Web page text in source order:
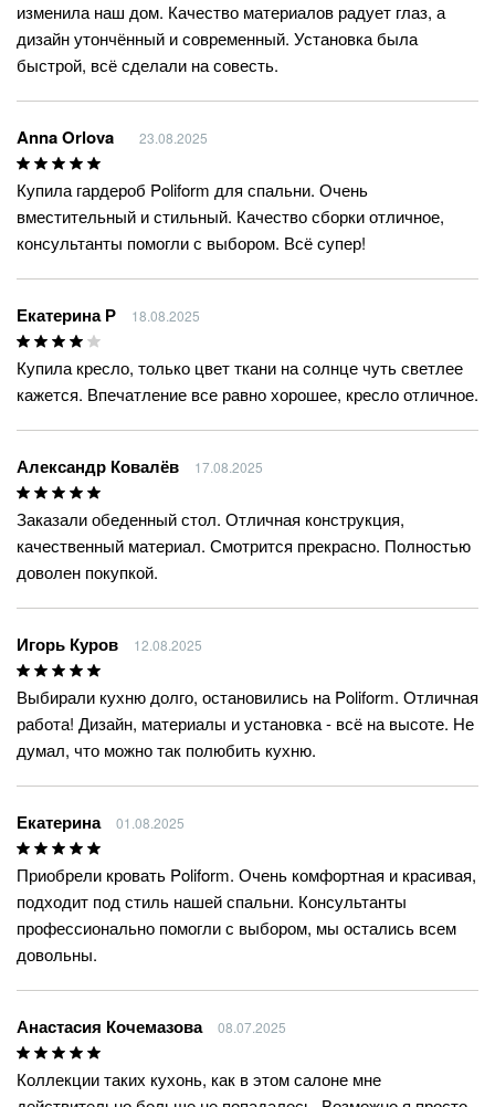
изменила наш дом. Качество материалов радует глаз, а
дизайн утончённый и современный. Установка была
быстрой, всё сделали на совесть.
Anna Orlova 23.08.2025
Купила гардероб Poliform для спальни. Очень
вместительный и стильный. Качество сборки отличное,
консультанты помогли с выбором. Всё супер!
Екатерина Р 18.08.2025
Купила кресло, только цвет ткани на солнце чуть светлее
кажется. Впечатление все равно хорошее, кресло отличное.
Александр Ковалёв 17.08.2025
Заказали обеденный стол. Отличная конструкция,
качественный материал. Смотрится прекрасно. Полностью
доволен покупкой.
Игорь Куров 12.08.2025
Выбирали кухню долго, остановились на Poliform. Отличная
работа! Дизайн, материалы и установка - всё на высоте. Не
думал, что можно так полюбить кухню.
Екатерина 01.08.2025
Приобрели кровать Poliform. Очень комфортная и красивая,
подходит под стиль нашей спальни. Консультанты
профессионально помогли с выбором, мы остались всем
довольны.
Анастасия Кочемазова 08.07.2025
Коллекции таких кухонь, как в этом салоне мне